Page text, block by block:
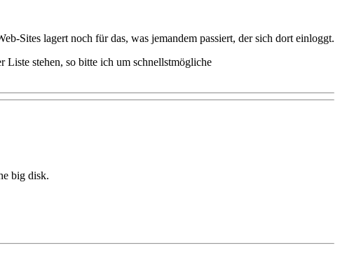
Sites lagert noch für das, was jemandem passiert, der sich dort einloggt.
Liste stehen, so bitte ich um schnellstmögliche
big disk.